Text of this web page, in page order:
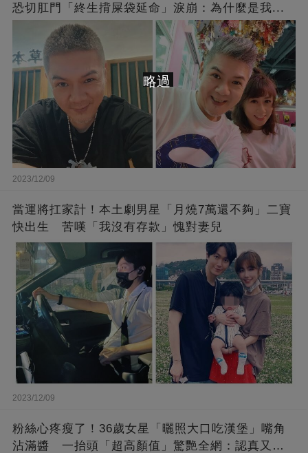
恐切肛門「終生揹屎袋延命」淚崩：為什麼是我...
2023/12/09
當運將扛家計！本土劇男星「月燒7萬還不夠」二寶
快出生 苦嘆「我沒有存款」愧對妻兒
2023/12/09
粉絲心疼瘦了！36歲女星「曬照大口吃漢堡」嘴角
沾滿醬 一抬頭「超高顏值」驚艷全網：認真又美
略過